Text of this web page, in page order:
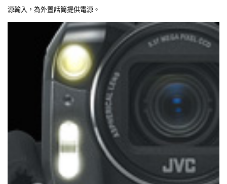
源輸入，為外置話筒提供電源。